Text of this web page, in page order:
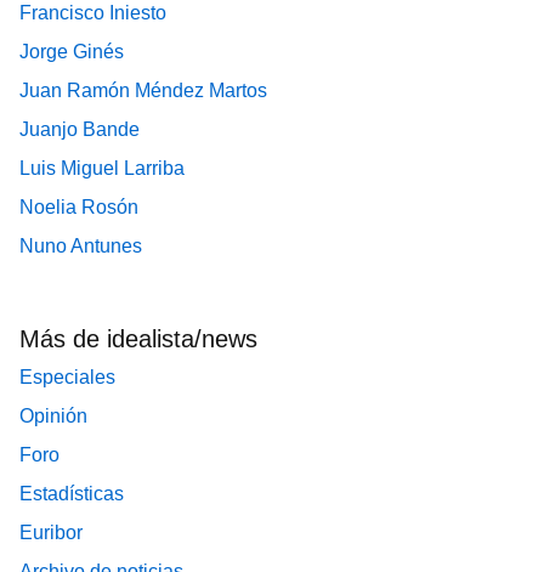
Francisco Iniesto
Jorge Ginés
Juan Ramón Méndez Martos
Juanjo Bande
Luis Miguel Larriba
Noelia Rosón
Nuno Antunes
Más de idealista/news
Especiales
Opinión
Foro
Estadísticas
Euribor